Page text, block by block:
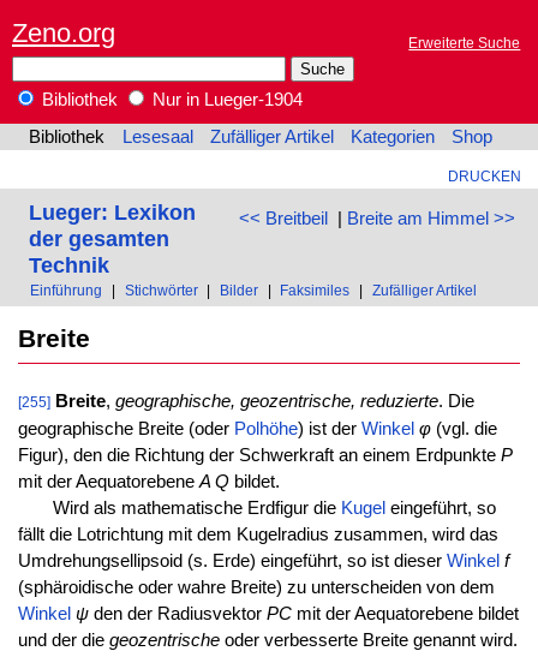
Zeno.org Erweiterte Suche
Bibliothek
Nur in Lueger-1904
Bibliothek
Lesesaal Zufälliger Artikel Kategorien Shop
DRUCKEN
<< Breitbeil| Breite am Himmel >>
Lueger: Lexikon
der gesamten
Technik
Einführung Stichwörter Bilder Faksimiles Zufälliger Artikel
Breite
[255] Breite, geographische, geozentrische, reduzierte. Die
geographische Breite (oder Polhöhe) ist der Winkel φ(vgl. die
Figur), den die Richtung der Schwerkraft an einem Erdpunkte P
mit der AequatorebeneA Qbildet.
Wird als mathematische Erdfigur die Kugel eingeführt, so
fällt die Lotrichtung mit dem Kugelradius zusammen, wird das
Umdrehungsellipsoid (s. Erde) eingeführt, so ist dieser Winkel f
(sphäroidische oder wahre Breite) zu unterscheiden von dem
Winkel ψden der Radiusvektor PCmit der Aequatorebene bildet
und der die geozentrischeoder verbesserte Breite genannt wird.